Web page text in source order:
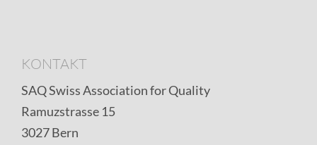
KONTAKT
SAQ Swiss Association for Quality
Ramuzstrasse 15
3027 Bern